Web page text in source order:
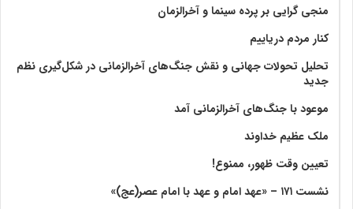
منجی گرایی بر پرده سینما و آخرالزمان
کنار مردم دریاییم
تحلیل تحولات جهانی و نقش جنگ‌های آخرالزمانی در شکل‌گیری نظم
جدید
موعود با جنگ‌های آخرالزمانی آمد
ملک عظیم خداوند
تعیین وقت ظهور، ممنوع!
نشست ۱۷۱ – «عهد امام و عهد با امام عصر(عج)»